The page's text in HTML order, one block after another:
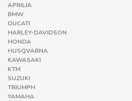
APRILIA
BMW
DUCATI
HARLEY-DAVIDSON
HONDA
HUSQVARNA
KAWASAKI
KTM
SUZUKI
TRIUMPH
YAMAHA